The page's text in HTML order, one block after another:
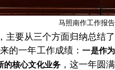
马照南作工作报告
主要从三个方面归纳总结了
的一年工作成绩：一是作为
的核心文化业务 ，这一年圆满